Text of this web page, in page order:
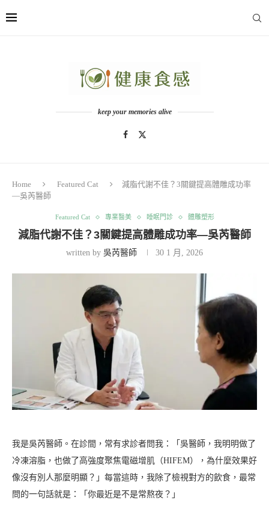
keep your memories alive
Home Featured Cat
減脂代謝不佳？3關鍵提高體雕成功率
—吳芮醫師
Featured Cat 專業醫美 睡眠門診 體雕塑形
減脂代謝不佳？3關鍵提高體雕成功率—吳芮醫師
written by 吳芮醫師 30 1 月, 2026
我是吳芮醫師。在診間，常有求診者問我：「吳醫師，我明明做了
冷凍溶脂，也做了高強度聚焦電磁增肌（HIFEM），為什麼效果好
像沒有別人那麼明顯？」每當這時，我除了檢視對方的飲食，最常
問的一句話就是：「你最近是不是常熬夜？」